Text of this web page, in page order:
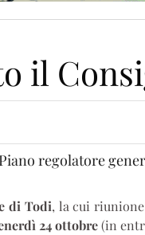
il
regolatore
di Todi, la cui
24 ottobre(in